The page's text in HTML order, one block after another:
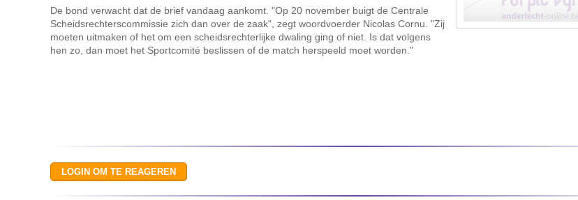
De bond verwacht dat de brief vandaag aankomt. "Op 20 november buigt de Centrale
Scheidsrechterscommissie zich dan over de zaak", zegt woordvoerder Nicolas Cornu. "Zij
moeten uitmaken of het om een scheidsrechterlijke dwaling ging of niet. Is dat volgens
hen zo, dan moet het Sportcomité beslissen of de match herspeeld moet worden."